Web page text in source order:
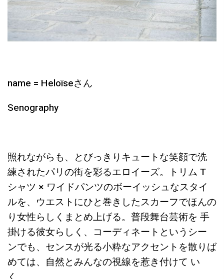
name = Heloïseさん
Senography
照れながらも、とびっきりキュートな笑顔で洗
練されたパリの街を彩るエロイーズ。トリム T
シャツ × ワイドパンツのボーイッシュなスタイ
ルを、ウエストにひと巻きしたスカーフでほんの
り女性らしくまとめ上げる。普段舞台芸術を 手
掛ける彼女らしく、コーディネートというシー
ンでも、センスが光る小粋なアクセントを散りば
めては、自然とみんなの視線を惹き付けて い